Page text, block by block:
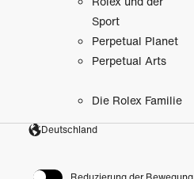
Sport
Perpetual Planet
Perpetual Arts
Die Rolex Familie
Deutschland